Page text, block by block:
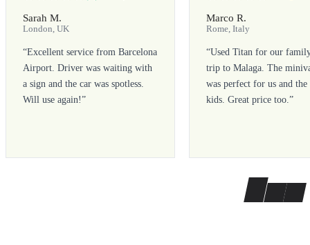
Sarah M.
London, UK
“Excellent service from Barcelona
Airport. Driver was waiting with
a sign and the car was spotless.
Will use again!”
Marco R.
Rome, Italy
“Used Titan for our
trip to Malaga. The
was perfect for us and the
kids. Great price too.”